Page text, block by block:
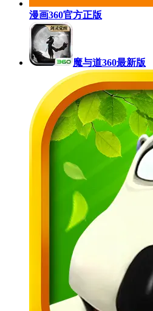
漫画360官方正版
魔与道360最新版